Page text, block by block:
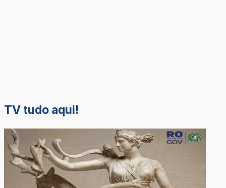
TV tudo aqui!